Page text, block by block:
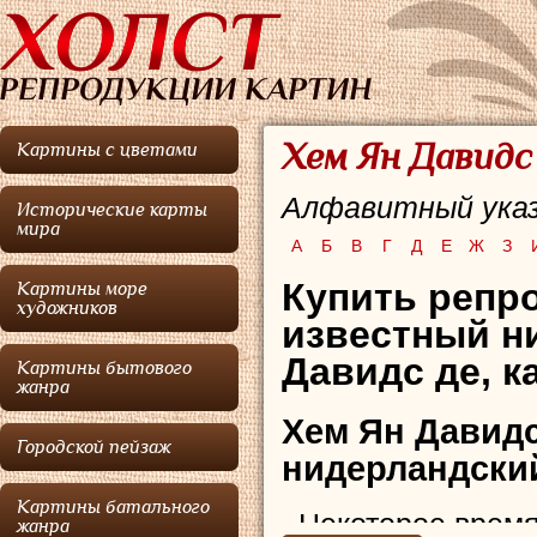
Картины с цветами
Исторические карты
мира
Картины море
художников
Картины бытового
жанра
Городской пейзаж
Картины батального
жанра
Хем Ян
Алфавитный
А Б В Г Д Е Ж З
Купить
известный
Давидс де,
Хем Ян
Некоторое